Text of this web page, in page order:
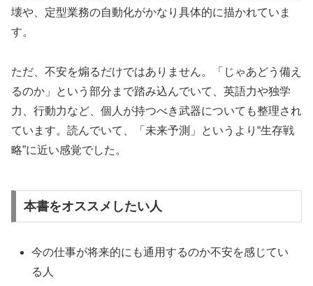
壊や、定型業務の自動化がかなり具体的に描かれていま
す。
ただ、不安を煽るだけではありません。「じゃあどう備え
るのか」という部分まで踏み込んでいて、英語力や独学
力、行動力など、個人が持つべき武器についても整理され
ています。読んでいて、「未来予測」というより“生存戦
略”に近い感覚でした。
本書をオススメしたい人
今の仕事が将来的にも通用するのか不安を感じてい
る人